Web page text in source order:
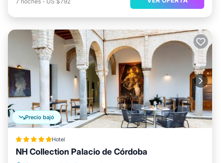
Precio bajó
Hotel
NH Collection Palacio de Córdoba